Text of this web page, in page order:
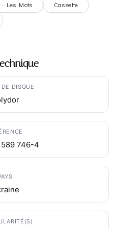
· Les Mots
Cassette
DISQUE
746-4